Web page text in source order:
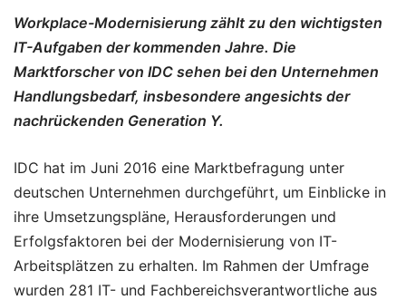
Workplace-Modernisierung zählt zu den wichtigsten
IT-Aufgaben der kommenden Jahre. Die
Marktforscher von IDC sehen bei den Unternehmen
Handlungsbedarf, insbesondere angesichts der
nachrückenden Generation Y.
IDC hat im Juni 2016 eine Marktbefragung unter
deutschen Unternehmen durchgeführt, um Einblicke in
ihre Umsetzungspläne, Herausforderungen und
Erfolgsfaktoren bei der Modernisierung von IT-
Arbeitsplätzen zu erhalten. Im Rahmen der Umfrage
wurden 281 IT- und Fachbereichsverantwortliche aus